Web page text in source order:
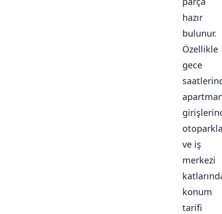
hazır
bulunur.
Özellikle
gece
ve iş
merkezi
konum
tarifi